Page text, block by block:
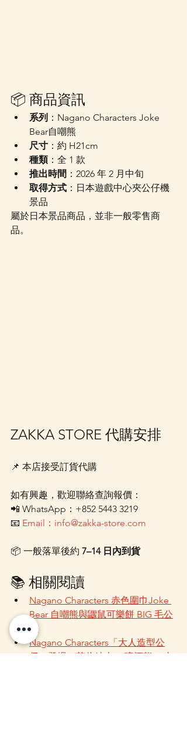
📦 商品資訊
系列 ：Nagano Characters Joke
Bear自嘲熊
尺寸 ：約 H21cm
種類：全 1 款
推出時間 ：2026 年 2 月中旬
取得方式 ：日本遊戲中心夾公仔機
景品
屬於日本景品商品，並非一般零售商
品。
ZAKKA STORE 代購安排
📌 本店接受訂貨代購
如有興趣，歡迎聯絡查詢報價：
📲 WhatsApp：+852 5443 3219
📧 Email：info@zakka-store.com
📦 一般落單後約 7–14 日內到貨
📚 相關閱讀
Nagano Characters 赤色圍巾Joke
Bear 自嘲熊與鼴鼠可樂餅 BIG 毛公
仔
Nagano Characters「大人造型公
仔」登場！英倫紳士 × 啤酒熊 × 上